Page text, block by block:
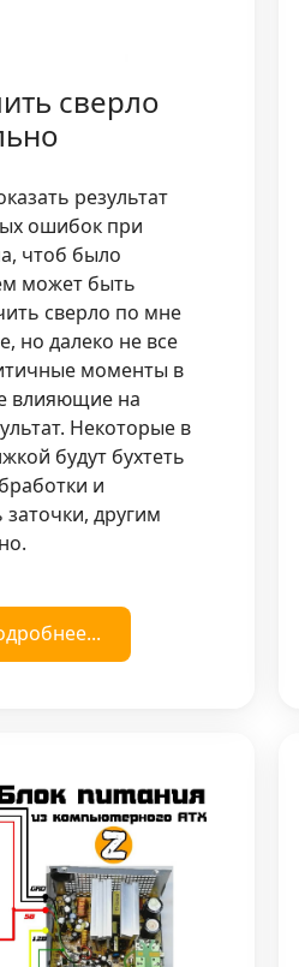
сверло
результат
ошибок при
чтоб было
может быть
сверло по мне
но далеко не все
моменты в
влияющие на
Некоторые в
будут бухтеть
и
другим